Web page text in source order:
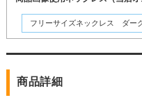
フリーサイズネックレス ダー
商品詳細